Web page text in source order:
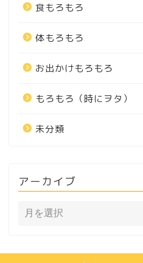
食もろもろ
体もろもろ
お出かけもろもろ
もろもろ（時にヲタ）
未分類
アーカイブ